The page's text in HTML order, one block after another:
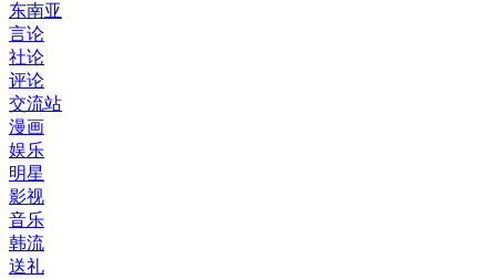
东南亚
言论
社论
评论
交流站
漫画
娱乐
明星
影视
音乐
韩流
送礼